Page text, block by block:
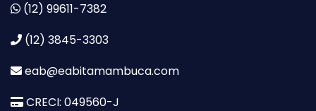
(12) 99611-7382
(12) 3845-3303
eab@eabitamambuca.com
CRECI: 049560-J